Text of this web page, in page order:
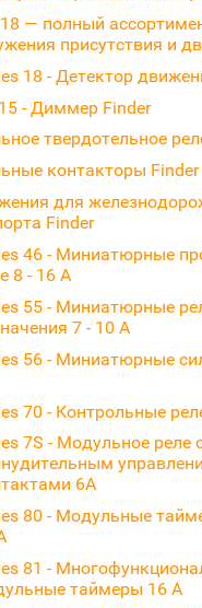
— полный
присутствия и
18 - Детектор
- Диммер Finder
твердотельное
контакторы Finder
для
Finder
46 - Миниатюрные
8 - 16 A
55 - Миниатюрные
7 - 10 А
56 - Миниатюрные
70 - Контрольные
7S - Модульное реле
6А
80 - Модульные
81 -
таймеры 16 А